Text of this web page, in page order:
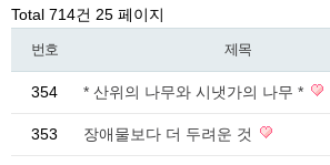
커뮤니티
Total 714건 25 페이지
번호 제목
354 * 산위의 나무와 시냇가의 나무 *
353 장애물보다 더 두려운 것